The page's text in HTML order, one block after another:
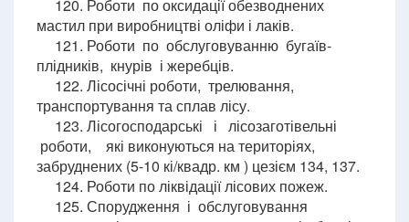
120. Роботи по оксидації обезводнених
мастил при виробництві оліфи і лаків.
121. Роботи по обслуговуванню бугаїв-
плідників, кнурів і жеребців.
122. Лісосічні роботи, трелювання,
транспортування та сплав лісу.
123. Лісогосподарські і лісозаготівельні
роботи, які виконуються на територіях,
забруднених (5-10 кі/квадр. км ) цезієм 134, 137.
124. Роботи по ліквідації лісових пожеж.
125. Спорудження і обслуговування